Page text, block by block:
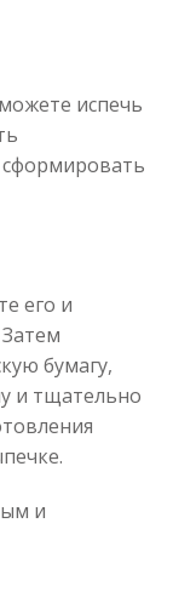
испечь
его и
бумагу,
и тщательно
и